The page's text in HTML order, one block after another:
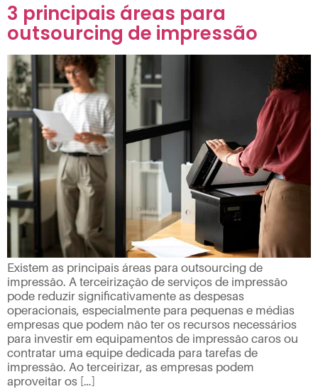
3 principais áreas para
outsourcing de impressão
Existem as principais áreas para outsourcing de
impressão. A terceirização de serviços de impressão
pode reduzir significativamente as despesas
operacionais, especialmente para pequenas e médias
empresas que podem não ter os recursos necessários
para investir em equipamentos de impressão caros ou
contratar uma equipe dedicada para tarefas de
impressão. Ao terceirizar, as empresas podem
aproveitar os […]